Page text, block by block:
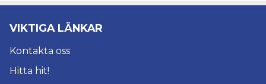
VIKTIGA LÄNKAR
Kontakta oss
Hitta hit!